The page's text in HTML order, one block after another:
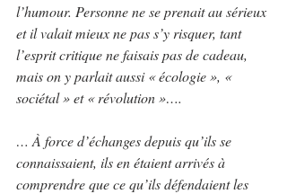
l’humour. Personne ne se prenait au sérieux
et il valait mieux ne pas s’y risquer, tant
l’esprit critique ne faisais pas de cadeau,
mais on y parlait aussi « écologie », «
sociétal » et « révolution »….
… À force d’échanges depuis qu’ils se
connaissaient, ils en étaient arrivés à
comprendre que ce qu’ils défendaient les